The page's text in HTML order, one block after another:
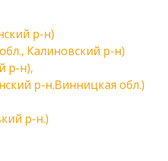
р-н)
Калиновский р-н)
р-н),
р-н.Винницкая обл.)
р-н.)